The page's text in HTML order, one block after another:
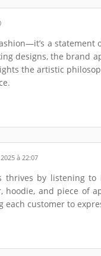
a
designs, the brand
the artistic
à 22:07
thrives by listening
and piece of
customer to